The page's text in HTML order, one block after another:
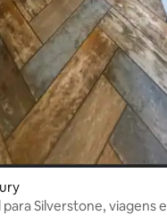
Silverstone, viagens e